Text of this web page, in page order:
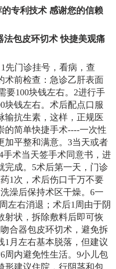
专利技术感谢您的信赖
法包皮环切术 快捷美观痛
先门诊挂号，看病，查
术前检查：急诊乙肝表面
要100块钱左右。2进行手
块钱左右。术后配点口服
输抗生素，这样，正规医
的简单快捷手术----一次性
加平整和满意。3当天或者
手术当天签手术同意书，进
完成。5术后第一天，门诊
1次，术后伤口千万不要
澡后保持术区干燥。6一
左右消退；术后1周由于阴
射状，拆除敷料后即可恢
合器包皮环切术，避免拆
1月左右基本脱落，但建议
周内避免性生活。9小儿包
形建议住院，行阴茎和包